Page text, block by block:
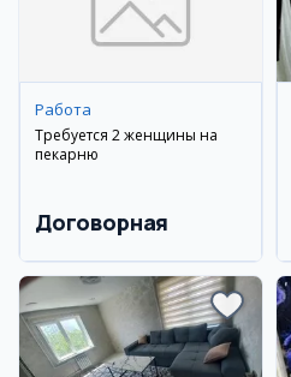
Работа
Требуется 2 женщины на
пекарню
Договорная